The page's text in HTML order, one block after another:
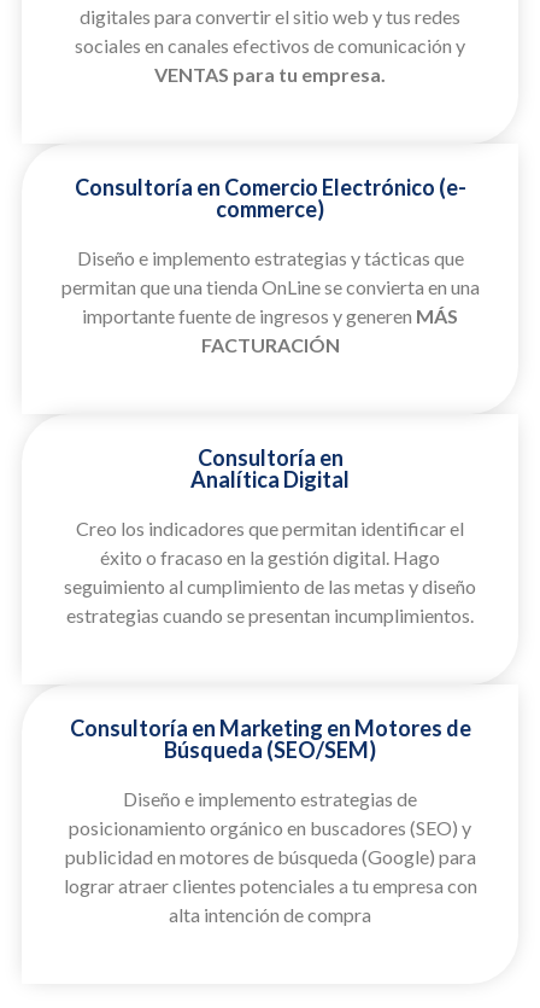
digitales para convertir el sitio web y tus redes
sociales en canales efectivos de comunicación y
VENTAS para tu empresa.
Consultoría en Comercio Electrónico (e-
commerce)
Diseño e implemento estrategias y tácticas que
permitan que una tienda OnLine se convierta en una
importante fuente de ingresos y generen MÁS
FACTURACIÓN
Consultoría en
Analítica Digital
Creo los indicadores que permitan identificar el
éxito o fracaso en la gestión digital. Hago
seguimiento al cumplimiento de las metas y diseño
estrategias cuando se presentan incumplimientos.
Consultoría en Marketing en Motores de
Búsqueda (SEO/SEM)
Diseño e implemento estrategias de
posicionamiento orgánico en buscadores (SEO) y
publicidad en motores de búsqueda (Google) para
lograr atraer clientes potenciales a tu empresa con
alta intención de compra